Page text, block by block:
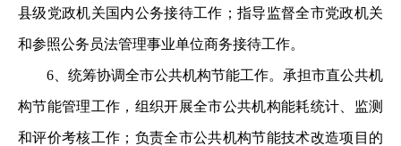
县级党政机关国内公务接待工作；指导监督全市党政机关
和参照公务员法管理事业单位商务接待工作。
6、统筹协调全市公共机构节能工作。承担市直公共机
构节能管理工作，组织开展全市公共机构能耗统计、监测
和评价考核工作；负责全市公共机构节能技术改造项目的